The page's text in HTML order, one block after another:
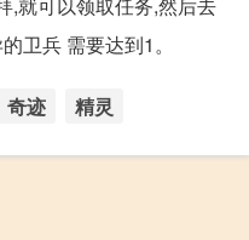
卫兵 需要达到1。
奇迹 精灵